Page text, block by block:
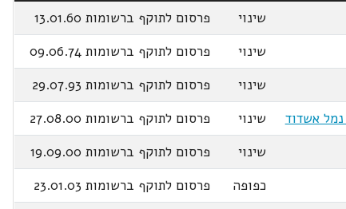
שינוי
פרסום לתוקף ברשומות 13.01.60
שינוי
פרסום לתוקף ברשומות 09.06.74
שינוי
פרסום לתוקף ברשומות 29.07.93
שינוי
פרסום לתוקף ברשומות 27.08.00
שינוי
פרסום לתוקף ברשומות 19.09.00
כפופה
פרסום לתוקף ברשומות 23.01.03